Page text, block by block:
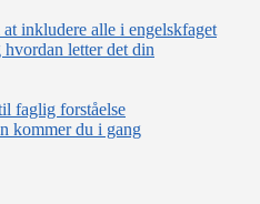
inkludere alle i engelskfaget
letter det din
faglig forståelse
kommer du i gang